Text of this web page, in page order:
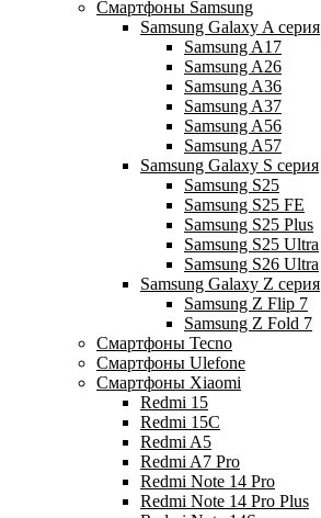
Смартфоны Samsung
Samsung Galaxy A серия
Samsung A17
Samsung A26
Samsung A36
Samsung A37
Samsung A56
Samsung A57
Samsung Galaxy S серия
Samsung S25
Samsung S25 FE
Samsung S25 Plus
Samsung S25 Ultra
Samsung S26 Ultra
Samsung Galaxy Z серия
Samsung Z Flip 7
Samsung Z Fold 7
Смартфоны Tecno
Смартфоны Ulefone
Смартфоны Xiaomi
Redmi 15
Redmi 15C
Redmi A5
Redmi A7 Pro
Redmi Note 14 Pro
Redmi Note 14 Pro Plus